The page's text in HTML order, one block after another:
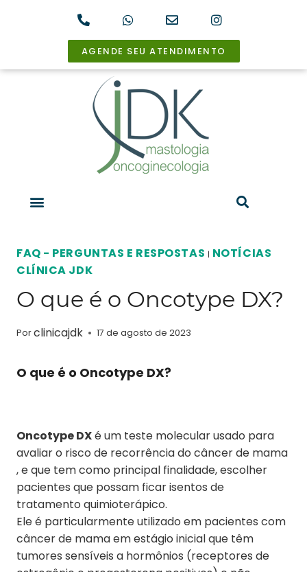
AGENDE SEU ATENDIMENTO
FAQ - PERGUNTAS E RESPOSTAS | NOTÍCIAS
CLÍNICA JDK
O que é o Oncotype DX?
Porclinicajdk 17 de agosto de 2023
O que é o Oncotype DX?
Oncotype DXé um teste molecular usado para
avaliar o risco de recorrência do câncer de mama
, e que tem como principal finalidade, escolher
pacientes que possam ficar isentos de
tratamento quimioterápico.
Ele é particularmente utilizado em pacientes com
câncer de mama em estágio inicial que têm
tumores sensíveis a hormônios (receptores de